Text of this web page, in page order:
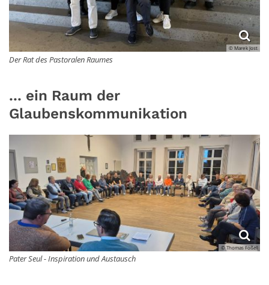
© Marek Jost
Der Rat des Pastoralen Raumes
... ein Raum der
Glaubenskommunikation
© Thomas Fößel
Pater Seul - Inspiration und Austausch